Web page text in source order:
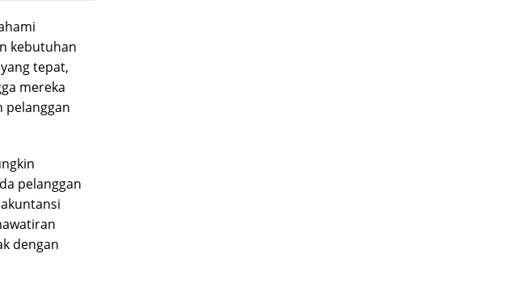
kebutuhan
tepat,
mereka
pelanggan
pelanggan
dengan